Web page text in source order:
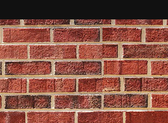
Məhkəmələr
Notariuslar
Prokurorluqlar